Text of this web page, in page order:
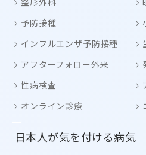
予防接種
インフルエンザ予防接種
アフターフォロー外来
性病検査
オンライン診療
日本人が気を付ける病気